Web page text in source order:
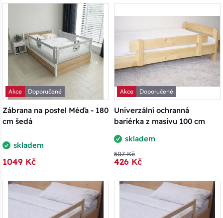
Akce
Doporučené
Zábrana na postel Méďa - 180
cm šedá
skladem
1049 Kč
Akce
Doporučené
Univerzální ochranná
bariérka z masivu 100 cm
skladem
507 Kč
426 Kč